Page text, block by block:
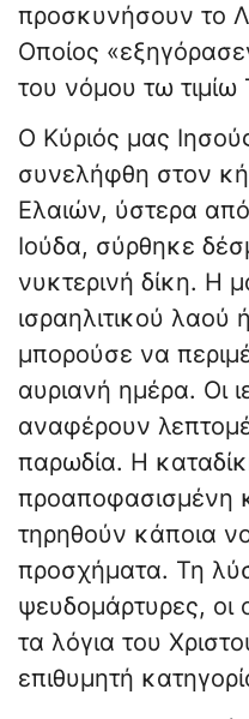
προσκυνήσουν το
Οποίος
του νόμου τω τιμίω
Ο Κύριός μας
συνελήφθη στον
Ελαιών, ύστερα
Ιούδα, σύρθηκε
νυκτερινή δίκη. Η
ισραηλιτικού λαού
μπορούσε να
αυριανή ημέρα. Οι
αναφέρουν
παρωδία. Η
προαποφασισμένη
τηρηθούν κάποια
προσχήματα. Τη
ψευδομάρτυρες, οι
τα λόγια του
επιθυμητή